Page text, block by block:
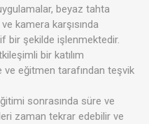
beyaz tahta
kamera karşısında
bir şekilde işlenmektedir.
bir katılım
eğitmen tarafından teşvik
sonrasında süre ve
zaman tekrar edebilir ve